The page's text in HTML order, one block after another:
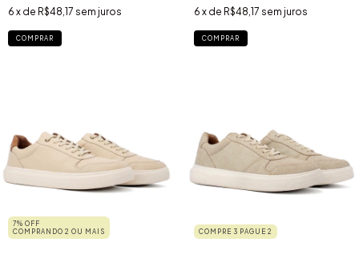
6 x de R$48,17 sem juros
COMPRAR
6 x de R$48,17 sem juros
COMPRAR
7% OFF
COMPRANDO 2 OU MAIS
COMPRE 3 PAGUE 2